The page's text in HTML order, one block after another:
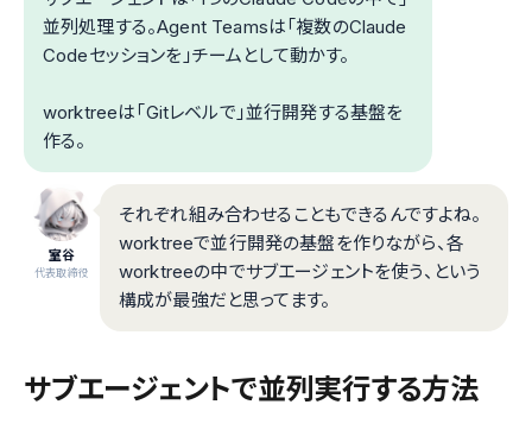
並列処理する。Agent Teamsは「複数のClaude
Codeセッションを」チームとして動かす。
worktreeは「Gitレベルで」並行開発する基盤を
作る。
室谷
代表取締役
それぞれ組み合わせることもできるんですよね。
worktreeで並行開発の基盤を作りながら、各
worktreeの中でサブエージェントを使う、という
構成が最強だと思ってます。
サブエージェントで並列実行する方法